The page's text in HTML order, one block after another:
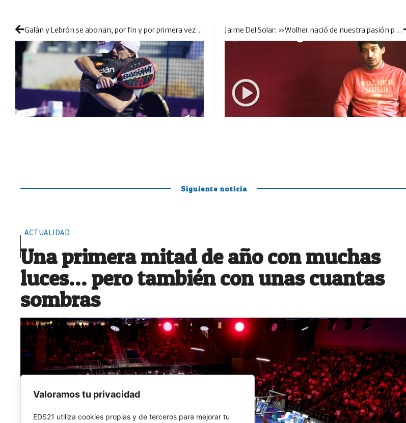
Galán y Lebrón se abonan, por fin y por primera vez esta temporada, a un comienzo tranquilo Jaime Del Solar: »Wolher nació de nuestra pasión por el pádel y para cubrir la falta de marcas de textil urbano en este deporte»
Siguiente noticia
ACTUALIDAD
Una primera mitad de año con muchas
luces… pero también con unas cuantas
sombras
Valoramos tu privacidad
EDS21 utiliza cookies propias y de terceros para mejorar tu